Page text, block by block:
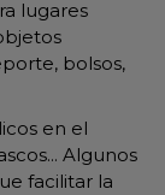
lugares
bolsos,
en el
Algunos
facilitar la